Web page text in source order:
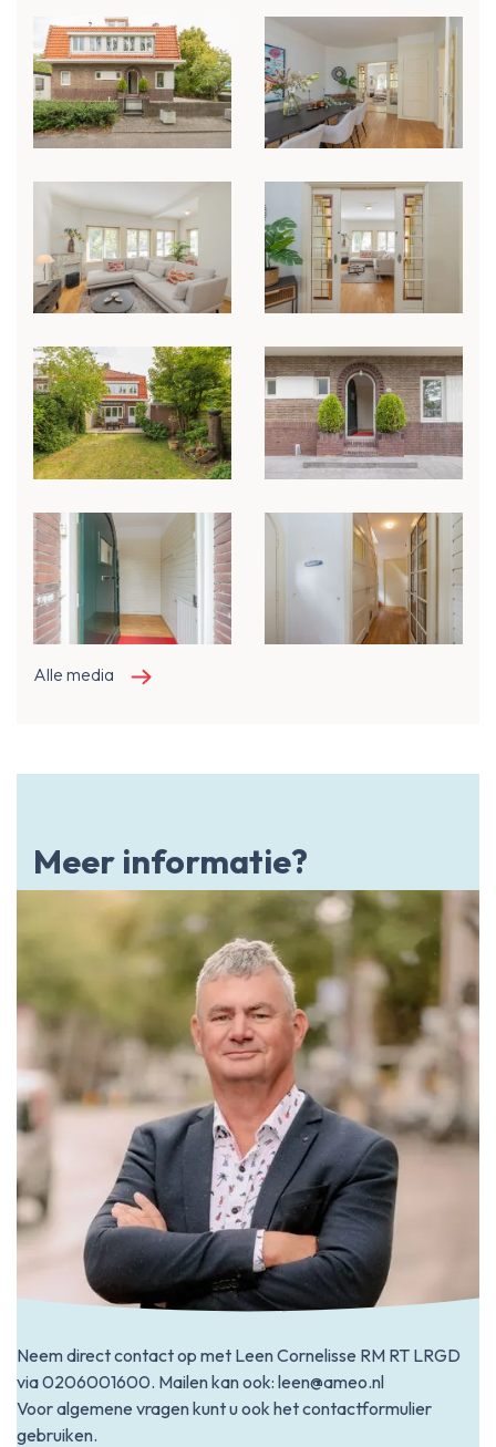
Alle media
Meer informatie?
Neem direct contact op met Leen Cornelisse RM RT LRGD
via0206001600. Mailen kan ook: leen@ameo.nl
Voor algemene vragen kunt u ook het contactformulier
gebruiken.